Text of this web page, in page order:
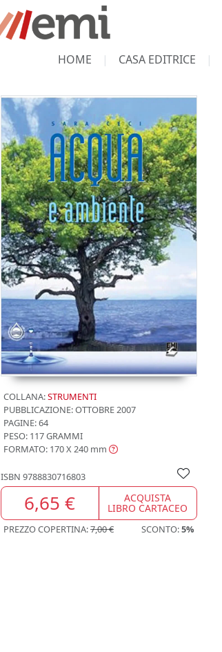
HOME CASA EDITRICE
COLLANA:STRUMENTI
PUBBLICAZIONE:OTTOBRE 2007
PAGINE: 64
PESO: 117 GRAMMI
FORMATO: 170 X 240 mm
ISBN 9788830716803
6,65 € ACQUISTA
LIBRO CARTACEO
PREZZO COPERTINA:7,00 € SCONTO:5%